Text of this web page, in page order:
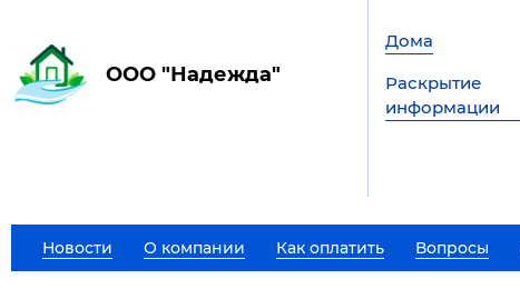
ООО "Надежда"
Дома
Раскрытие
информации
Новости О компании Как оплатить Вопросы